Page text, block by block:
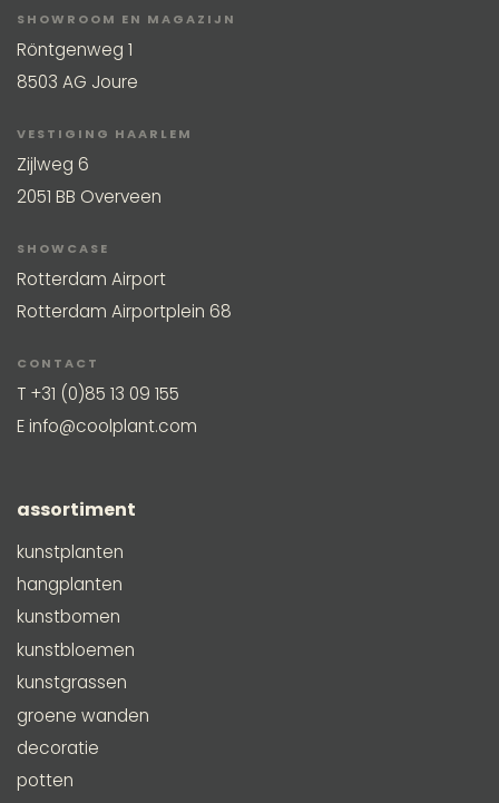
SHOWROOM EN MAGAZIJN
Röntgenweg 1
8503 AG Joure
VESTIGING HAARLEM
Zijlweg 6
2051 BB Overveen
SHOWCASE
Rotterdam Airport
Rotterdam Airportplein 68
CONTACT
T +31 (0)85 13 09 155
Einfo@coolplant.com
assortiment
kunstplanten
hangplanten
kunstbomen
kunstbloemen
kunstgrassen
groene wanden
decoratie
potten